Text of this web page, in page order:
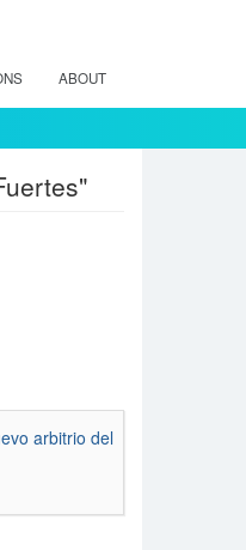
ABOUT
arbitrio del